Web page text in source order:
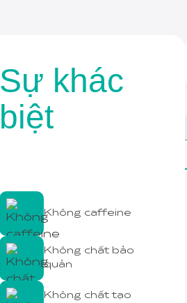
Sự khác
biệt
Không caffeine
Không chất bảo
quản
Không chất tạo